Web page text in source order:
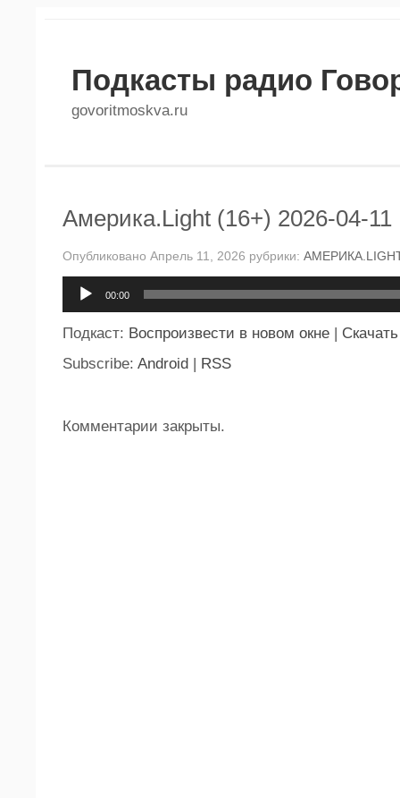
Подкасты радио
govoritmoskva.ru
Америка.Light (16+) 2026-04-11
Опубликовано Апрель 11, 2026 рубрики:
00:00
Подкаст: Воспроизвести в новом окне | Скачать
Subscribe: Android | RSS
Комментарии закрыты.